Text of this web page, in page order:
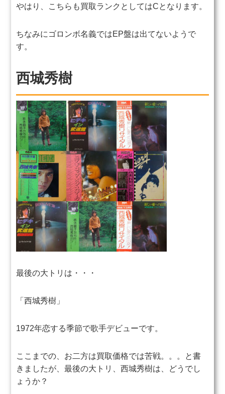
やはり、こちらも買取ランクとしてはCとなります。
ちなみにゴロンボ名義ではEP盤は出てないようで
す。
西城秀樹
最後の大トリは・・・
「西城秀樹」
1972年恋する季節で歌手デビューです。
ここまでの、お二方は買取価格では苦戦。。。 と書
きましたが、最後の大トリ、西城秀樹は、どうでし
ょうか？